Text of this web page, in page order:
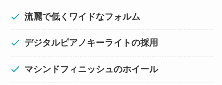
流麗で低くワイドなフォルム
デジタルピアノキーライトの採用
マシンドフィニッシュのホイール